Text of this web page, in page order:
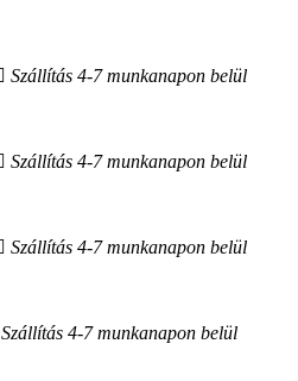
Szállítás 4-7 munkanapon belül
Szállítás 4-7 munkanapon belül
Szállítás 4-7 munkanapon belül
Szállítás 4-7 munkanapon belül